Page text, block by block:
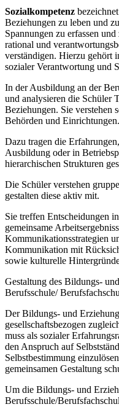
Sozialkompetenz
Beziehungen zu leben und
Spannungen zu erfassen
rational und
verständigen. Hierzu gehört
sozialer Verantwortung und
In der Ausbildung an der
und analysieren die Schüler
Beziehungen. Sie verstehen
Behörden und Einrichtungen.
Dazu tragen die
Ausbildung oder in
hierarchischen Strukturen
Die Schüler verstehen
gestalten diese aktiv mit.
Sie treffen Entscheidungen
gemeinsame
Kommunikationsstrategien
Kommunikation mit
sowie kulturelle
Gestaltung des Bildungs-
Berufsschule/
Der Bildungs- und
gesellschaftsbezogen
muss als sozialer
den Anspruch auf
Selbstbestimmung
gemeinsamen Gestaltung
Um die Bildungs- und
Berufsschule/